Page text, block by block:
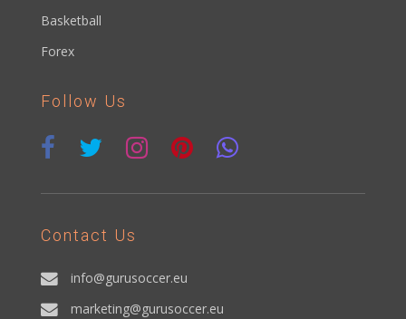
Basketball
Forex
Follow Us
Contact Us
info@gurusoccer.eu
marketing@gurusoccer.eu